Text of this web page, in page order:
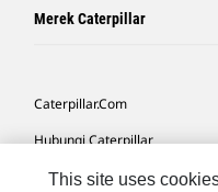
Merek Caterpillar
Caterpillar.com
Hubungi Caterpillar
Preferensi Pemasaran Saya
This site uses